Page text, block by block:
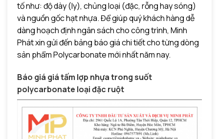
tố như: độ dày (ly), chủng loại (đặc, rỗng hay sóng)
và nguồn gốc hạt nhựa. Để giúp quý khách hàng dễ
dàng hoạch định ngân sách cho công trình, Minh
Phát xin gửi đến bảng báo giá chi tiết cho từng dòng
sản phẩm Polycarbonate mới nhất năm nay.
Báo giá giá tấm lợp nhựa trong suốt
polycarbonate loại đặc ruột